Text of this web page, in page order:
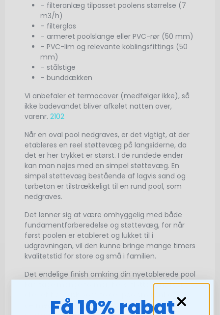
– filteranlæg tilpasset poolens størrelse (7
m3/h)
– filterglas
– armeret poolslange eller PVC-rør (50 mm)
– PVC-lim og relevante koblingsfittings (50
mm)
– stålstige
– bunddækken
Vi anbefaler et termocover (medfølger ikke), så
ikke badevandet bliver afkølet natten over,
varenr. 2102
Når en oval pool nedgraves, er det vigtigt, at der
etableres en reel støttevæg på langsiderne, da
det er her trykket er størst. I de rundede ender
kan man nøjes med en simpel støttevæg. En
simpel støttevæg bestående af lagvis sand og
tørbeton er tilstrækkeligt til en rund pool, som
nedgraves.
Det lønner sig at være omhyggelig med både
fundamentforberedelse og støttevæg, for når
først poolen er etableret og lukket til i
udgravningen, vil den kunne bringe mange timers
kvalitetstid for store og små i familien.
Det endelige finish omkring din nyetablerede pool
kan tage mange former, f.eks. flotte kantfliser
dermed dækker den klassiske plastik topskinne i
Få 10% rabat